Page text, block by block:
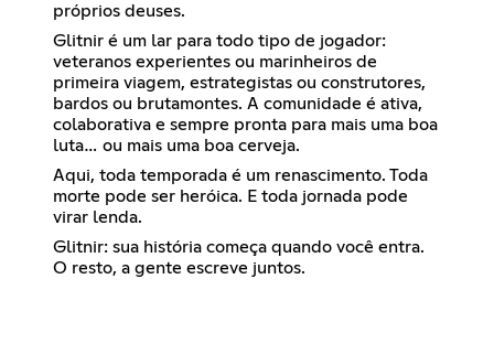
próprios deuses.
Glitnir é um lar para todo tipo de jogador:
veteranos experientes ou marinheiros de
primeira viagem, estrategistas ou construtores,
bardos ou brutamontes. A comunidade é ativa,
colaborativa e sempre pronta para mais uma boa
luta… ou mais uma boa cerveja.
Aqui, toda temporada é um renascimento. Toda
morte pode ser heróica. E toda jornada pode
virar lenda.
Glitnir: sua história começa quando você entra.
O resto, a gente escreve juntos.